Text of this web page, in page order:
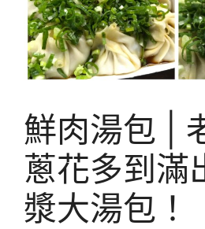
鮮肉湯包 |
蔥花多到滿
漿大湯包！